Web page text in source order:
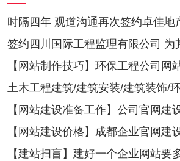
【建站扫盲】建好一个企业网站要